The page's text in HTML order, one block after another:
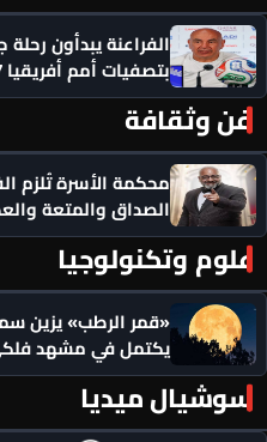
الفراعنة يبدأون
بتصفيات أمم أفريقيا 2027 ومواعيد المواجهات كاملة
فن وثقافة
محكمة الأسرة تُلزم
الصداق والمتعة
علوم وتكنولوجيا
«قمر الرطب» يزين
يكتمل في مشهد
سوشيال ميديا